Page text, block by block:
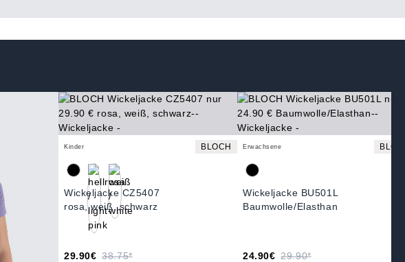
Kinder BLOCH
Wickeljacke CZ5407
rosa, weiß, schwarz
29.90€ 38.75*
Erwachsene
Wickeljacke BU501L
Baumwolle/Elasthan
24.90€ 29.90*